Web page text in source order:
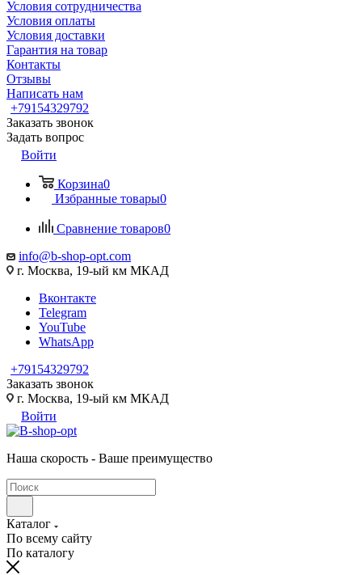
Условия сотрудничества
Условия оплаты
Условия доставки
Гарантия на товар
Контакты
Отзывы
Написать нам
+79154329792
Заказать звонок
Задать вопрос
Войти
Корзина0
Избранные товары0
Сравнение товаров0
info@b-shop-opt.com
г. Москва, 19-ый км МКАД
Вконтакте
Telegram
YouTube
WhatsApp
+79154329792
Заказать звонок
г. Москва, 19-ый км МКАД
Войти
Наша скорость - Ваше преимущество
Каталог
По всему сайту
По каталогу